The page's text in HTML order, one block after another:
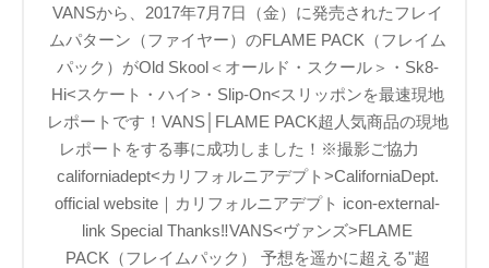
VANSから、2017年7月7日（金）に発売されたフレイ
ムパターン（ファイヤー）のFLAME PACK（フレイム
パック）がOld Skool＜オールド・スクール＞・Sk8-
Hi<スケート・ハイ>・Slip-On<スリッポンを最速現地
レポートです！VANS│FLAME PACK超人気商品の現地
レポートをする事に成功しました！※撮影ご協力
californiadept<カリフォルニアデプト>CaliforniaDept.
official website｜カリフォルニアデプト icon-external-
link Special Thanks‼VANS<ヴァンズ>FLAME
PACK（フレイムパック） 予想を遥かに超える"超